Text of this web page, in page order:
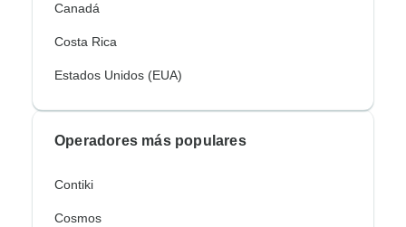
Canadá
Costa Rica
Estados Unidos (EUA)
Operadores más populares
Contiki
Cosmos